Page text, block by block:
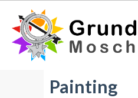
Painting